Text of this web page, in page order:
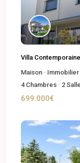
Villa
Maison ·
4Chambres · 2
699.000€